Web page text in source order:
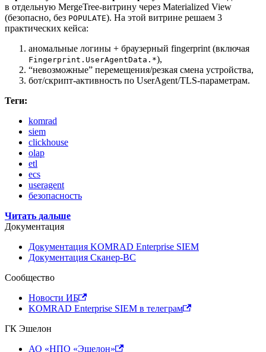
в отдельную MergeTree‑витрину через Materialized View
(безопасно, без POPULATE). На этой витрине решаем 3
практических кейса:
аномальные логины + браузерный fingerprint (включая
Fingerprint.UserAgentData.*),
“невозможные” перемещения/резкая смена устройства,
бот/скрипт‑активность по UserAgent/TLS‑параметрам.
Теги:
komrad
siem
clickhouse
olap
etl
ecs
useragent
безопасность
Читать дальше
Документация
Документация KOMRAD Enterprise SIEM
Документация Сканер-ВС
Сообщество
Новости ИБ
KOMRAD Enterprise SIEM в телеграм
ГК Эшелон
АО «НПО «Эшелон»